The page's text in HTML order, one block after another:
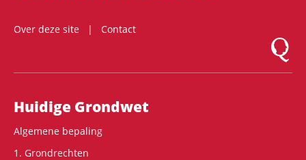
Over deze site
Contact
Logo
Hoofdnavigatie
Huidige Grondwet
Algemene bepaling
1. Grondrechten